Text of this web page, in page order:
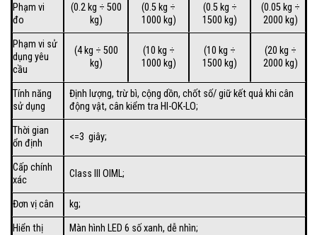
Phạm vi
đo
(0.2 kg ÷ 500
kg)
(0.5 kg ÷
1000 kg)
(0.5 kg ÷
1500 kg)
(0.05 kg ÷
2000 kg)
Phạm vi sử
dụng yêu
cầu
(4 kg ÷ 500
kg)
(10 kg ÷
1000 kg)
(10 kg ÷
1500 kg)
(20 kg ÷
2000 kg)
Tính năng
sử dụng
Định lượng, trừ bì, cộng dồn, chốt số/ giữ kết quả khi cân
động vật, cân kiểm tra HI-OK-LO;
Thời gian
ổn định
<=3 giây;
Cấp chính
xác
Class III OIML;
Đơn vị cân
kg;
Hiển thị
Màn hình LED 6 số xanh, dễ nhìn;